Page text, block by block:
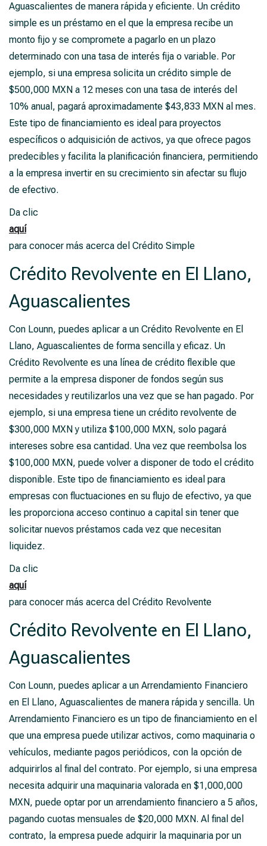
Aguascalientes de manera rápida y eficiente. Un crédito
simple es un préstamo en el que la empresa recibe un
monto fijo y se compromete a pagarlo en un plazo
determinado con una tasa de interés fija o variable. Por
ejemplo, si una empresa solicita un crédito simple de
$500,000 MXN a 12 meses con una tasa de interés del
10% anual, pagará aproximadamente $43,833 MXN al mes.
Este tipo de financiamiento es ideal para proyectos
específicos o adquisición de activos, ya que ofrece pagos
predecibles y facilita la planificación financiera, permitiendo
a la empresa invertir en su crecimiento sin afectar su flujo
de efectivo.
Da clic
aquí
para conocer más acerca del Crédito Simple
Crédito Revolvente en El Llano,
Aguascalientes
Con Lounn, puedes aplicar a un Crédito Revolvente en El
Llano, Aguascalientes de forma sencilla y eficaz. Un
Crédito Revolvente es una línea de crédito flexible que
permite a la empresa disponer de fondos según sus
necesidades y reutilizarlos una vez que se han pagado. Por
ejemplo, si una empresa tiene un crédito revolvente de
$300,000 MXN y utiliza $100,000 MXN, solo pagará
intereses sobre esa cantidad. Una vez que reembolsa los
$100,000 MXN, puede volver a disponer de todo el crédito
disponible. Este tipo de financiamiento es ideal para
empresas con fluctuaciones en su flujo de efectivo, ya que
les proporciona acceso continuo a capital sin tener que
solicitar nuevos préstamos cada vez que necesitan
liquidez.
Da clic
aquí
para conocer más acerca del Crédito Revolvente
Crédito Revolvente en El Llano,
Aguascalientes
Con Lounn, puedes aplicar a un Arrendamiento Financiero
en El Llano, Aguascalientes de manera rápida y sencilla. Un
Arrendamiento Financiero es un tipo de financiamiento en el
que una empresa puede utilizar activos, como maquinaria o
vehículos, mediante pagos periódicos, con la opción de
adquirirlos al final del contrato. Por ejemplo, si una empresa
necesita adquirir una maquinaria valorada en $1,000,000
MXN, puede optar por un arrendamiento financiero a 5 años,
pagando cuotas mensuales de $20,000 MXN. Al final del
contrato, la empresa puede adquirir la maquinaria por un